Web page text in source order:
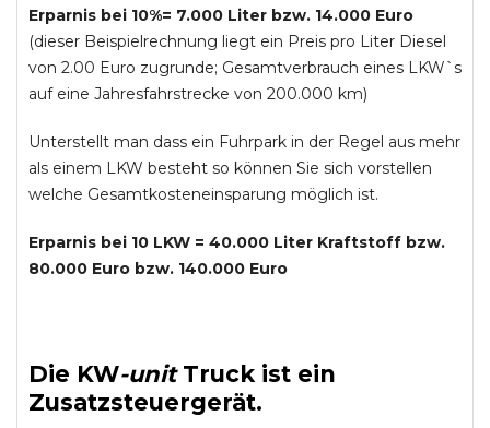
Erparnis bei 10%= 7.000 Liter bzw. 14.000 Euro
(dieser Beispielrechnung liegt ein Preis pro Liter Diesel
von 2.00 Euro zugrunde; Gesamtverbrauch eines LKW`s
auf eine Jahresfahrstrecke von 200.000 km)
Unterstellt man dass ein Fuhrpark in der Regel aus mehr
als einem LKW besteht so können Sie sich vorstellen
welche Gesamtkosteneinsparung möglich ist.
Erparnis bei 10 LKW = 40.000 Liter Kraftstoff bzw.
80.000 Euro bzw. 140.000 Euro
Die KW-unit Truckist ein
Zusatzsteuergerät.